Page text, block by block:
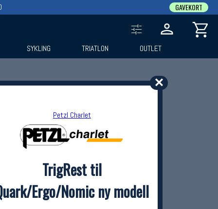
✕
Petzl Charlet
TrigRest til
Ergo/Nomic ny modell
GAVEKORT
SYKLING TRIATLON OUTLET